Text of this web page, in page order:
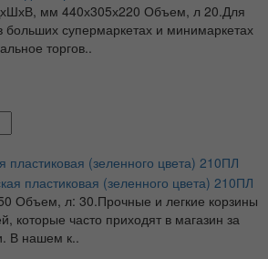
мм 440х305х220 Объем, л 20.Для
больших супермаркетах и минимаркетах
торгов..
пластиковая (зеленного цвета) 210ПЛ
Объем, л: 30.Прочные и легкие корзины
которые часто приходят в магазин за
В нашем к..